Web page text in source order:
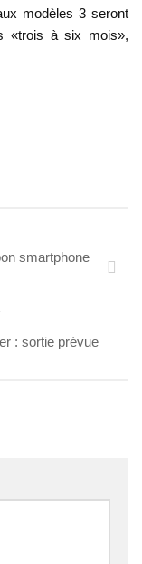
modèles 3 seront
«trois à six mois»,
smartphone
: sortie prévue